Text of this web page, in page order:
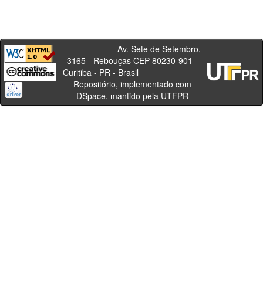
Av. Sete de Setembro,
3165 - Rebouças CEP 80230-901 -
Curitiba - PR - Brasil
Repositório, implementado com
DSpace, mantido pela UTFPR